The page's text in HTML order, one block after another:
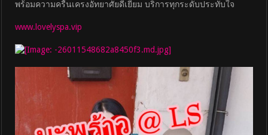
พร้อมความครื้นเครงอัทยาศัยดีเยี่ยม บริการทุกระดับประทับใจ
www.lovelyspa.vip